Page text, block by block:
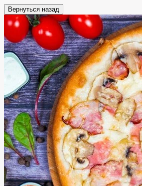
Вернуться назад